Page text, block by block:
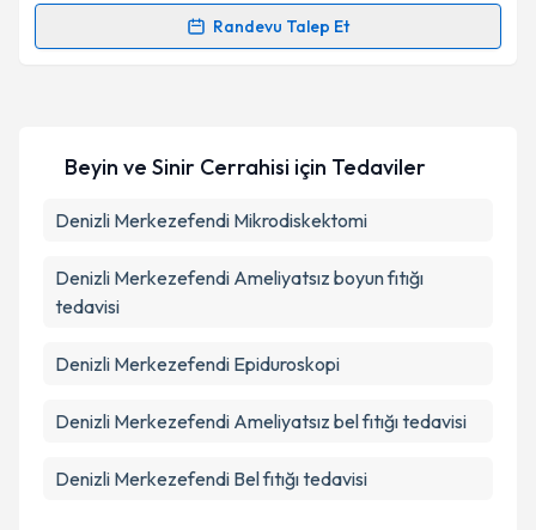
kapsamda işlenmesini kabul ediyorum.
Randevu Talep Et
Randevu Takvimi Talebi
için bir takvim hazırlandığında e-posta ile
Kişisel verilerimin işlenmesine ilişkin
'ni okudum ve kişisel verilerimin belirtilen
Takvim Talebini Gönder
Beyin ve Sinir Cerrahisi için Tedaviler
Denizli Merkezefendi Mikrodiskektomi
Denizli Merkezefendi Ameliyatsız boyun fıtığı
tedavisi
Denizli Merkezefendi Epiduroskopi
Denizli Merkezefendi Ameliyatsız bel fıtığı tedavisi
Denizli Merkezefendi Bel fıtığı tedavisi